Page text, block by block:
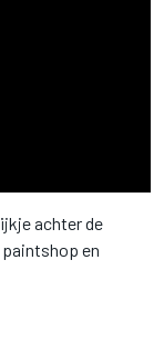
achter de
en